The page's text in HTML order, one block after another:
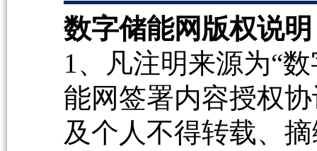
数字储能网版权说
1、凡注明来源为“
能网签署内容授权
及个人不得转载、